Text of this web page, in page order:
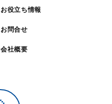
お役立ち情報
お問合せ
会社概要